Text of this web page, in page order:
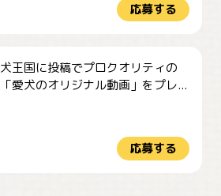
応募する
犬王国に投稿でプロクオリティの
「愛犬のオリジナル動画」をプレ...
応募する